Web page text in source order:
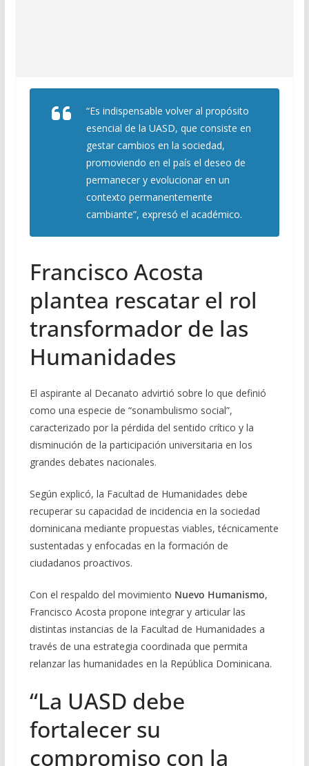
“Es indispensable volver al propósito
esencial de la UASD, que consiste en
gestar cambios en la sociedad,
promoviendo en el país el deseo de
permanecer y evolucionar en un
contexto permanentemente
cambiante”, expresó el académico.
Francisco Acosta
plantea rescatar el rol
transformador de las
Humanidades
El aspirante al Decanato advirtió sobre lo que definió
como una especie de “sonambulismo social”,
caracterizado por la pérdida del sentido crítico y la
disminución de la participación universitaria en los
grandes debates nacionales.
Según explicó, la Facultad de Humanidades debe
recuperar su capacidad de incidencia en la sociedad
dominicana mediante propuestas viables, técnicamente
sustentadas y enfocadas en la formación de
ciudadanos proactivos.
Con el respaldo del movimiento Nuevo Humanismo,
Francisco Acosta propone integrar y articular las
distintas instancias de la Facultad de Humanidades a
través de una estrategia coordinada que permita
relanzar las humanidades en la República Dominicana.
“La UASD debe
fortalecer su
compromiso con la